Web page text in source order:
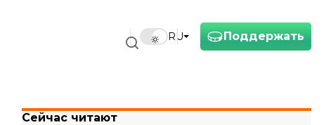
Поддержать
RU
Сейчас читают